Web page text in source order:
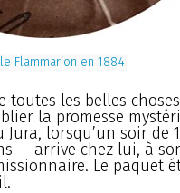
Flammarion en 1884
les belles
la promesse
lorsqu’un soir de
— arrive chez lui, à
Le paquet